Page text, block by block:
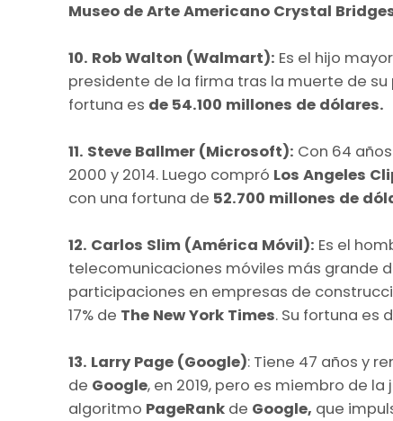
Museo de Arte Americano Crystal
10. Rob Walton (Walmart): Es el hijo
presidente de la firma tras la muerte de su
fortuna es de 54.100 millones de dólares.
11. Steve Ballmer (Microsoft): Con 64
2000 y 2014. Luego compró Los Angeles
con una fortuna de 52.700 millones de
12. Carlos Slim (América Móvil): Es el
telecomunicaciones móviles más grande
participaciones en empresas de
17% de The New York Times. Su fortuna es
13. Larry Page (Google): Tiene 47 años y
de Google, en 2019, pero es miembro de
algoritmo PageRank de Google, que